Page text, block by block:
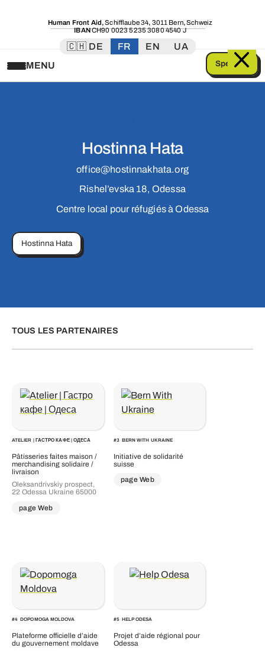
Human Front Aid,Schifflaube 34, 3011 Bern,Schweiz
IBANCH90 0023 5235 3080 4540 J
🇨🇭 DE FR EN
UA
MENU
Spenden
Hostinna Hata
office@hostinnakhata.org
Rishel’evska 18, Odessa
Centre local pour réfugiés à Odessa
Hostinna Hata
TOUS LES PARTENAIRES
ATELIER | ГАСТРО КАФЕ | ОДЕСА
Pâtisseries faites maison /
merchandising solidaire /
livraison
Oleksandrivskiy prospect,
22 Odessa Ukraine 65000
page Web
#3 BERN WITH UKRAINE
Initiative de solidarité
suisse
page Web
#4 DOPOMOGA MOLDOVA
Plateforme officielle d’aide
du gouvernement moldave
#5 HELP ODESA
Projet d’aide régional pour
Odessa